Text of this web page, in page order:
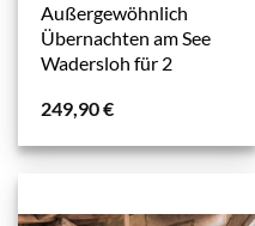
Außergewöhnlich
Übernachten am See
Wadersloh für 2
249,90€